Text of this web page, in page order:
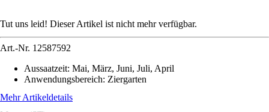
Tut uns leid! Dieser Artikel ist nicht mehr verfügbar.
Art.-Nr. 12587592
Aussaatzeit: Mai, März, Juni, Juli, April
Anwendungsbereich: Ziergarten
Mehr Artikeldetails